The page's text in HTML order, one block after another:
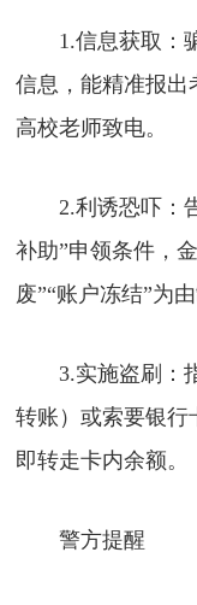
1.信息获取：骗
信息，能精准报出
高校老师致电。
2.利诱恐吓：告
补助”申领条件，
废”“账户冻结”为
3.实施盗刷：指
转账）或索要银行
即转走卡内余额。
警方提醒